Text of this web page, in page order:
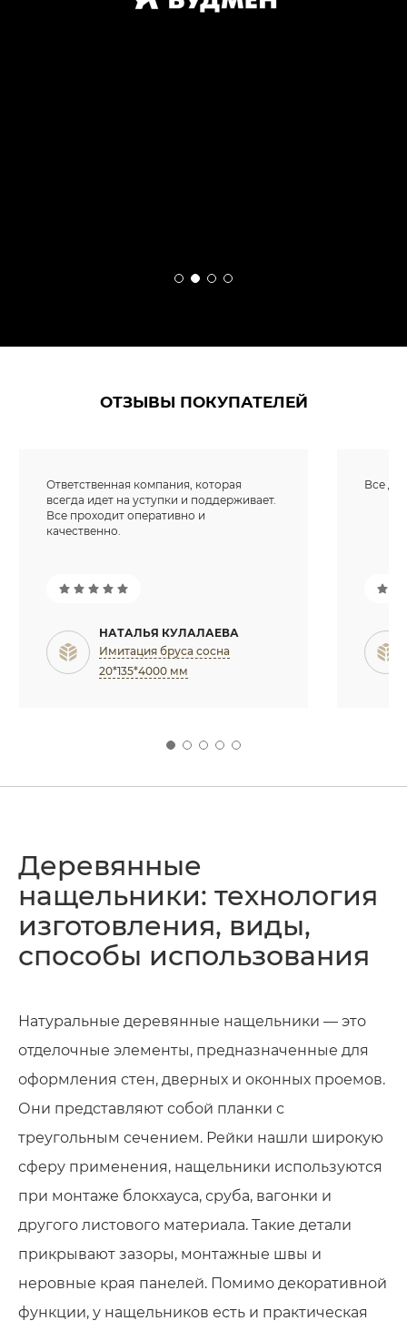
ОТЗЫВЫ ПОКУПАТЕЛЕЙ
Ответственная компания, которая
всегда идет на уступки и поддерживает.
Все проходит оперативно и
качественно.
НАТАЛЬЯ КУЛАЛАЕВА
Имитация бруса сосна
20*135*4000 мм
Все
Деревянные
нащельники: технология
изготовления, виды,
способы использования
Натуральные деревянные нащельники — это
отделочные элементы, предназначенные для
оформления стен, дверных и оконных проемов.
Они представляют собой планки с
треугольным сечением. Рейки нашли широкую
сферу применения, нащельники используются
при монтаже блокхауса, сруба, вагонки и
другого листового материала. Такие детали
прикрывают зазоры, монтажные швы и
неровные края панелей. Помимо декоративной
функции, у нащельников есть и практическая